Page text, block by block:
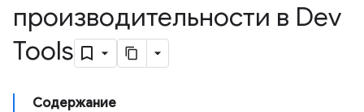
производительности в Dev
Tools
Содержание